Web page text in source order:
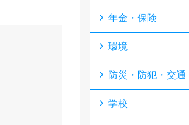
年金・保険
環境
防災・防犯・交通
学校